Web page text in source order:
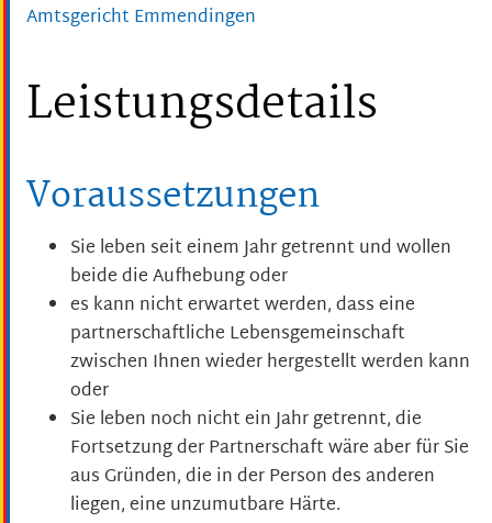
Amtsgericht Emmendingen
Leistungsdetails
Voraussetzungen
Sie leben seit einem Jahr getrennt und wollen
beide die Aufhebung oder
es kann nicht erwartet werden, dass eine
partnerschaftliche Lebensgemeinschaft
zwischen Ihnen wieder hergestellt werden kann
oder
Sie leben noch nicht ein Jahr getrennt, die
Fortsetzung der Partnerschaft wäre aber für Sie
aus Gründen, die in der Person des anderen
liegen, eine unzumutbare Härte.